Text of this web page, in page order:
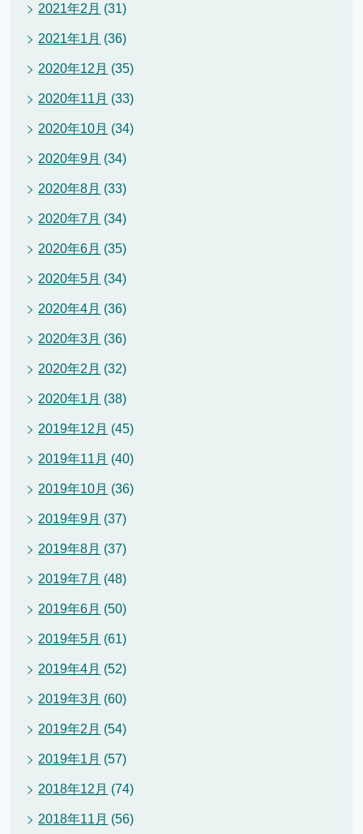
2021年2月 (31)
2021年1月 (36)
2020年12月 (35)
2020年11月 (33)
2020年10月 (34)
2020年9月 (34)
2020年8月 (33)
2020年7月 (34)
2020年6月 (35)
2020年5月 (34)
2020年4月 (36)
2020年3月 (36)
2020年2月 (32)
2020年1月 (38)
2019年12月 (45)
2019年11月 (40)
2019年10月 (36)
2019年9月 (37)
2019年8月 (37)
2019年7月 (48)
2019年6月 (50)
2019年5月 (61)
2019年4月 (52)
2019年3月 (60)
2019年2月 (54)
2019年1月 (57)
2018年12月 (74)
2018年11月 (56)